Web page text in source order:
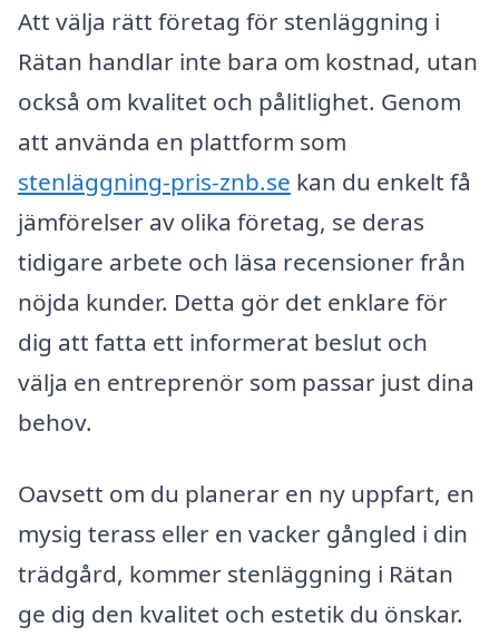
Att välja rätt företag för stenläggning i
Rätan handlar inte bara om kostnad, utan
också om kvalitet och pålitlighet. Genom
att använda en plattform som
stenläggning-pris-znb.se kan du enkelt få
jämförelser av olika företag, se deras
tidigare arbete och läsa recensioner från
nöjda kunder. Detta gör det enklare för
dig att fatta ett informerat beslut och
välja en entreprenör som passar just dina
behov.
Oavsett om du planerar en ny uppfart, en
mysig terass eller en vacker gångled i din
trädgård, kommer stenläggning i Rätan
ge dig den kvalitet och estetik du önskar.